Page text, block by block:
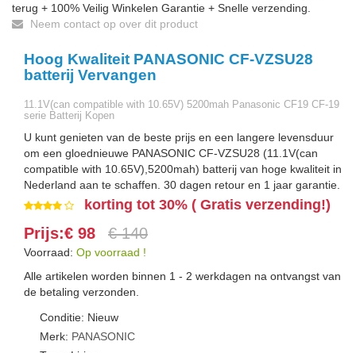
terug + 100% Veilig Winkelen Garantie + Snelle verzending.
Neem contact op over dit product
Hoog Kwaliteit PANASONIC CF-VZSU28
batterij Vervangen
11.1V(can compatible with 10.65V) 5200mah Panasonic CF19 CF-19
serie Batterij Kopen
U kunt genieten van de beste prijs en een langere levensduur
om een gloednieuwe PANASONIC CF-VZSU28 (11.1V(can
compatible with 10.65V),5200mah) batterij van hoge kwaliteit in
Nederland aan te schaffen. 30 dagen retour en 1 jaar garantie.
korting tot 30% ( Gratis verzending!)
Prijs:€ 98 € 140
Voorraad: Op voorraad !
Alle artikelen worden binnen 1 - 2 werkdagen na ontvangst van
de betaling verzonden.
Conditie: Nieuw
Merk: PANASONIC